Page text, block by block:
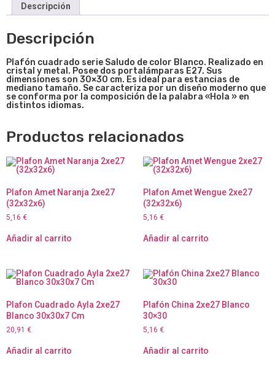
Descripción
Descripción
Plafón cuadrado serie Saludo de color Blanco. Realizado en
cristal y metal. Posee dos portalámparas E27. Sus
dimensiones son 30×30 cm. Es ideal para estancias de
mediano tamaño. Se caracteriza por un diseño moderno que
se conforma por la composición de la palabra «Hola » en
distintos idiomas.
Productos relacionados
Plafon Amet Naranja 2xe27
(32x32x6)
5,16 €
Añadir al carrito
Plafon Amet Wengue 2xe27
(32x32x6)
5,16 €
Añadir al carrito
Plafon Cuadrado Ayla 2xe27
Blanco 30x30x7 Cm
20,91 €
Añadir al carrito
Plafón China 2xe27 Blanco
30×30
5,16 €
Añadir al carrito